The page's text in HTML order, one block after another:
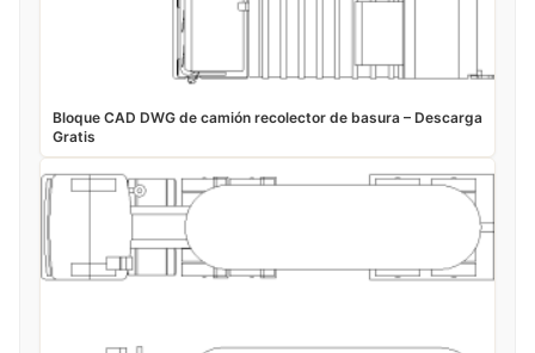
Bloque CAD DWG de camión recolector de basura – Descarga
Gratis